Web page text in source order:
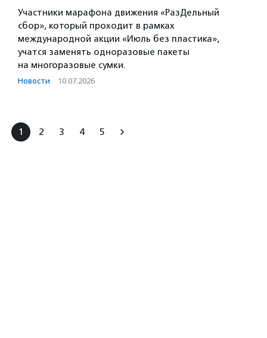
Участники марафона движения «РазДельный
сбор», который проходит в рамках
международной акции «Июль без пластика»,
учатся заменять одноразовые пакеты
на многоразовые сумки.
Новости · 10.07.2026
1 2 3 4 5